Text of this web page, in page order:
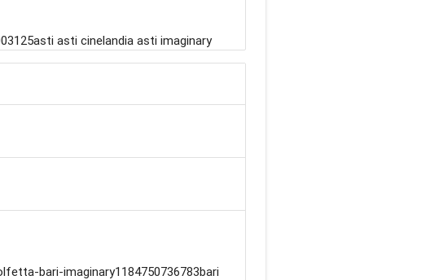
asti cinelandia asti imaginary
bari-imaginary1184750736783bari